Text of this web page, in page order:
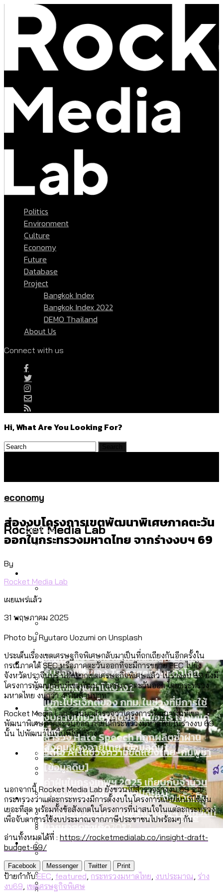
Politics
Environment
Culture
Economy
Future
Database
Project
Bangkok Index
Bangkok Index 2022
DEMO Thailand
About Us
Connect with us
Hi, What Are You Looking For?
Rocket Media Lab
Politics
จราจรฯ เพิ่ม 150% มีเพียง 5 เขตที่งบเพิ่ม
เมื่อแยกท่องเที่ยวออกจากกีฬา กระทรวง
ใหม่จะมีงบฯ ประมาณเท่าไร
สมุดจดการบ้าน ส.ก. 2569 : แต่ละเขตมี
ปัญหาอะไรที่ ส.ก. ต้องทำการบ้าน
Vote62 ขอบคุณประชาชนที่ร่วม
สังเกตการณ์การเลือกตั้งชวนคุยกันถึงบท
เรียนที่เราได้รับจากเลือกตั้ง กรุงเทพฯ –
พัทยา
กทม. มีอำนาจแค่ไหน ในการแก้ปัญหาให้คน
ที่อาศัยอยู่ในกรุงเทพฯ
สำรวจเหตุไฟไหม้ในกรุงเทพฯ ส่วนใหญ่มา
ลัดวงจรมากที่สุด
สวนสาธารณะและพื้นที่สีเขียวใน กทม. เพิ่ม
ขึ้นและเข้าถึงได้มากน้อยแค่ไหน
Culture
โลกใบเดียว สิทธิไม่เท่ากัน: กฎหมายการ
รับรองเพศของ Transgender ทั่วโลก
ประเทศไหนทำได้บ้าง?
สำรวจ Hate Speech ที่ถูกผลิตซ้ำผ่าน
วิดีโอ AI ในช่วงความขัดแย้งไทย-กัมพูชา
[ข้อมูลดิบ]
ความเกลียดชังที่ขายได้ : สำรวจ Hate
Speech ที่ถูกผลิตซ้ำผ่านวิดีโอ AI ในช่วง
ความขัดแย้งไทย-กัมพูชา
Economy
เมกะโปรเจ็กต์ของ กทม. ในช่วงที่มีการใช้
งบคาบเกี่ยวในยุคชัชชาติ มีอะไร ใช้งบแค่
ไหน
ค่าฝุ่นในกรุงเทพฯ 2025 เทียบกับจำนวน
ควันบุหรี่ที่เข้าปอด [ข้อมูลดิบ]
สำรวจเศรษฐกิจในกรุงเทพฯ ผ่าน
Bangkok Index 2025
Future
สังคมผู้สูงอายุไทย [ข้อมูลดิบ]
สำรวจสังคมผู้สูงอายุไทย : 6 จังหวัดเป็น
สังคมสูงวัยระดับสุดยอด และ 64 จังหวัดที่
ตายมากกว่าเกิด
กรุงเทพฯ เมืองสังคมผู้สูงอายุ [ข้อมูลดิบ]
Database
สังคมผู้สูงอายุไทย [ข้อมูลดิบ]
สำรวจเหตุไฟไหม้ในกรุงเทพฯ 2568
[ข้อมูลดิบ]
Project
Bangkok Index
Bangkok Index 2022
DEMO Thailand
About Us
economy
ส่องงบโครงการเขตพัฒนาพิเศษภาคตะวัน
ออกในกระทรวงมหาดไทย จากร่างงบฯ 69
By
Rocket Media Lab
เผยแพร่แล้ว
31 พฤษภาคม 2025
Photo by Ryutaro Uozumi on Unsplash
ประเด็นเรื่องเขตเศรษฐกิจพิเศษกลับมาเป็นที่ถกเถียงกันอีกครั้งใน
กรณีภาคใต้ SEC หรือภาคตะวันออกที่จะมีการขยาย EEC ไปยัง
จังหวัดปราจีนบุรี นอกจากเขตเศรษฐกิจพิเศษแล้ว ในร่างงบ 69 ยังมี
โครงการพัฒนาพื้นที่เขตพัฒนาพิเศษภาคตะวันออก โดยกระทรวง
มหาดไทย งบกว่า 4 พันล้านบาท
Rocket Media Lab ชวนมาสำรวจว่าโครงการพัฒนาพื้นที่เขต
พัฒนาพิเศษภาคตะวันออก ภายใต้กระทรวงมหาดไทยในร่างงบ 69
นั้น ไปพัฒนาในพื้นที่ไหนบ้าง
นอกจากนี้ Rocket Media Lab ยังชวนไปสำรวจร่างงบ 69 ราย
กระทรวงว่าแต่ละกระทรวงมีการตั้งงบในโครงการแบบไหนที่ใช้เงิน
เยอะที่สุด พร้อมทั้งข้อสังเกตในโครงการที่น่าสนใจในแต่ละกระทรวง
เพื่อจับตาการใช้งบประมาณจากภาษีประชาชนไปพร้อมๆ กัน
อ่านทั้งหมดได้ที่ : https://rocketmedialab.co/insight-draft-
budget-69/
Facebook Messenger Twitter Print
ป้ายกำกับ:EEC featured กระทรวงมหาดไทย งบประมาณ ร่าง
งบ69 เขตเศรษฐกิจพิเศษ